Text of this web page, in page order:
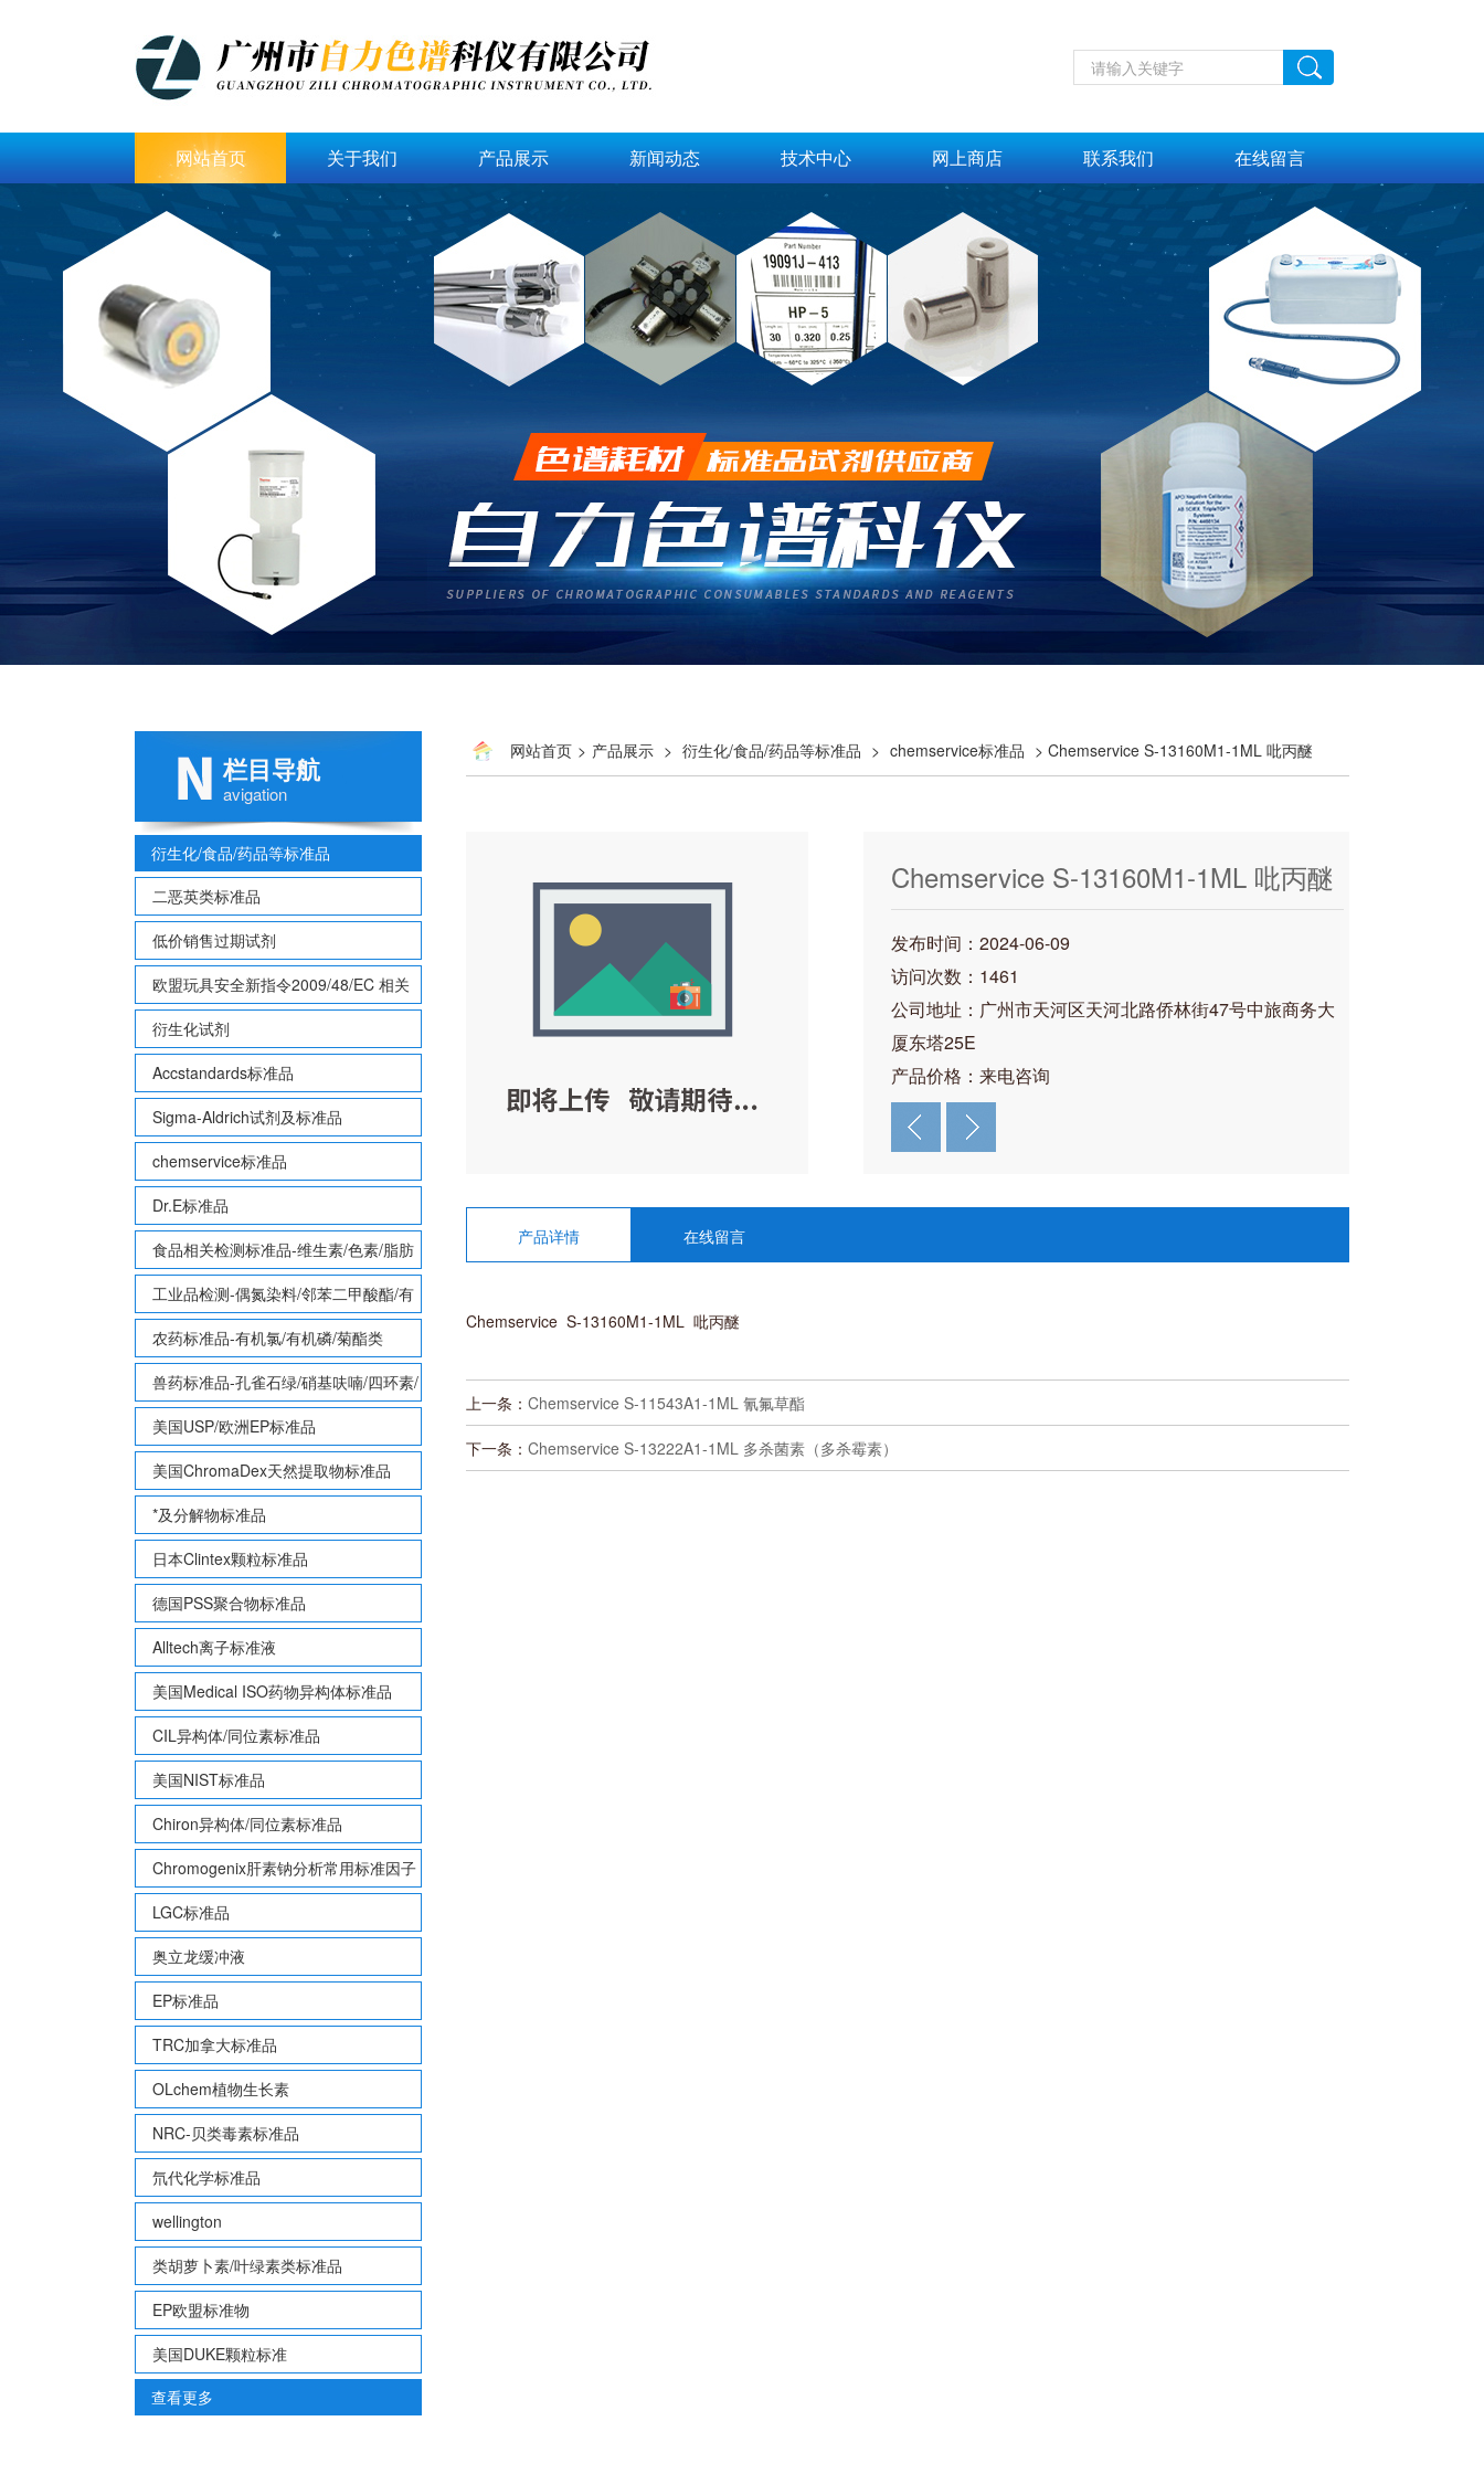
网站首页 关于我们 产品展示 新闻动态 技术中心 网上商店 联系我们 在线留言
栏目导航
avigation
衍生化/食品/药品等标准品
二恶英类标准品
低价销售过期试剂
欧盟玩具安全新指令2009/48/EC 相关
致敏性香味剂标准品
衍生化试剂
Accstandards标准品
Sigma-Aldrich试剂及标准品
chemservice标准品
Dr.E标准品
食品相关检测标准品-维生素/色素/脂肪
酸甲酯等
工业品检测-偶氮染料/邻苯二甲酸酯/有
机锡/多溴联苯/多溴联苯醚/多氯联苯
农药标准品-有机氯/有机磷/菊酯类
兽药标准品-孔雀石绿/硝基呋喃/四环素/
磺胺等
美国USP/欧洲EP标准品
美国ChromaDex天然提取物标准品
*及分解物标准品
日本Clintex颗粒标准品
德国PSS聚合物标准品
Alltech离子标准液
美国Medical ISO药物异构体标准品
CIL异构体/同位素标准品
美国NIST标准品
Chiron异构体/同位素标准品
Chromogenix肝素钠分析常用标准因子
LGC标准品
奥立龙缓冲液
EP标准品
TRC加拿大标准品
OLchem植物生长素
NRC-贝类毒素标准品
氘代化学标准品
wellington
类胡萝卜素/叶绿素类标准品
EP欧盟标准物
美国DUKE颗粒标准
查看更多
网站首页 > 产品展示 > 衍生化/食品/药品等标准品 > chemservice标准品 > Chemservice S-13160M1-1ML 吡丙醚
Chemservice S-13160M1-1ML 吡丙醚
发布时间：2024-06-09
访问次数：1461
公司地址：广州市天河区天河北路侨林街47号中旅商务大
厦东塔25E
产品价格：来电咨询
产品详情 在线留言
Chemservice S-13160M1-1ML 吡丙醚
上一条： Chemservice S-11543A1-1ML 氰氟草酯
下一条： Chemservice S-13222A1-1ML 多杀菌素（多杀霉素）